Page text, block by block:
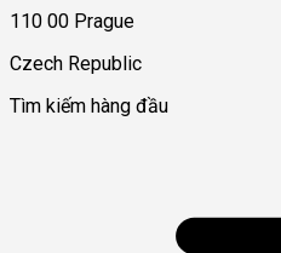
110 00 Prague
Czech Republic
Tìm kiếm hàng đầu